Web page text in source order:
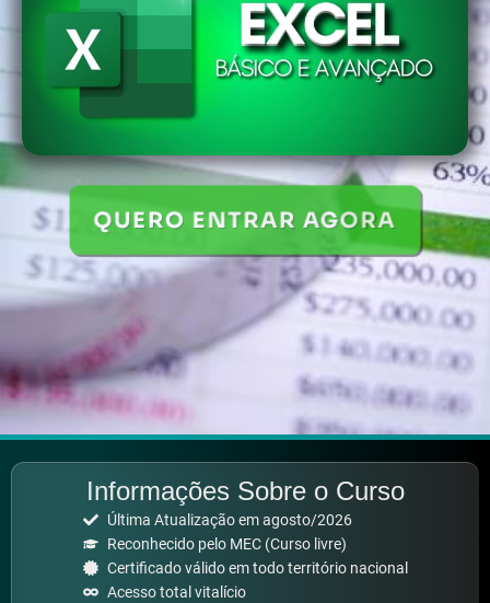
QUERO ENTRAR AGORA
Informações Sobre o Curso
Última Atualização em agosto/2026
Reconhecido pelo MEC (Curso livre)
Certificado válido em todo território nacional
Acesso total vitalício